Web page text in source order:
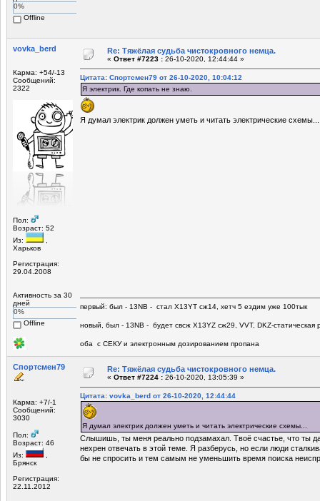
0%
Offline
vovka_berd
Карма: +54/-13
Сообщений:
2322
Пол:
Возраст: 52
Из:
Харьков
Регистрация:
29.04.2008
Активность за 30
дней
0%
Offline
Re: Тяжёлая судьба чистокровного немца.
« Ответ #7223 : 26-10-2020, 12:44:44 »
Цитата: Спортсмен79 от 26-10-2020, 10:04:12
Я электрик. Где копать не знаю.
Я думал электрик должен уметь и читать электрические схемы...
первый: был - 13NB - стал Х13YT сж14, хетч 5 ездим уже 100тык
новый, был - 13NB - будет свсж Х13YZ сж29, VVT, DKZ-статическая
оба с СЕКУ и электронным дозированием пропана
Спортсмен79
Карма: +7/-1
Сообщений:
3030
Пол:
Возраст: 46
Из:
Брянск
Регистрация:
22.11.2012
Re: Тяжёлая судьба чистокровного немца.
« Ответ #7224 : 26-10-2020, 13:05:39 »
Цитата: vovka_berd от 26-10-2020, 12:44:44
Я думал электрик должен уметь и читать электрические схемы...
Слышишь, ты меня реально подзамахал. Твоё счастье, что ты
нехрен отвечать в этой теме. Я разберусь, но если люди
бы не спросить и тем самым не уменьшить время поиска